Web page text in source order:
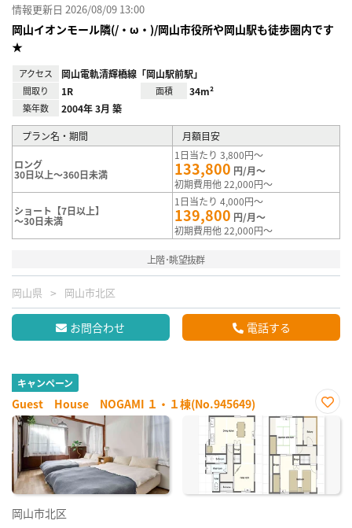
情報更新日 2026/08/09 13:00
岡山イオンモール隣(/・ω・)/岡山市役所や岡山駅も徒歩圏内です
★
アクセス 岡山電軌清輝橋線「岡山駅前駅」
間取り 1R 面積 34m²
築年数 2004年 3月 築
プラン名・期間 月額目安
ロング
30日以上～360日未満
1日当たり 3,800円～
133,800 円/月～
初期費用他 22,000円～
ショート【7日以上】
～30日未満
1日当たり 4,000円～
139,800 円/月～
初期費用他 22,000円～
上階･眺望抜群
岡山県 岡山市北区
お問合わせ 電話する
キャンペーン
Guest House NOGAMI １・１棟(No.945649)
お気
り登
録
岡山市北区